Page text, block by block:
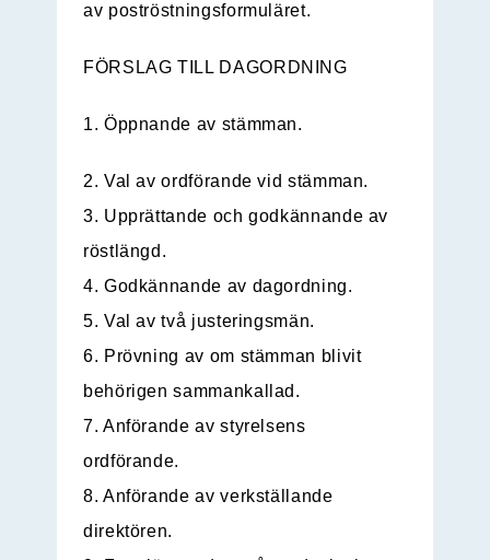
av poströstningsformuläret.
FÖRSLAG TILL DAGORDNING
1. Öppnande av stämman.
2. Val av ordförande vid stämman.
3. Upprättande och godkännande av
röstlängd.
4. Godkännande av dagordning.
5. Val av två justeringsmän.
6. Prövning av om stämman blivit
behörigen sammankallad.
7. Anförande av styrelsens
ordförande.
8. Anförande av verkställande
direktören.